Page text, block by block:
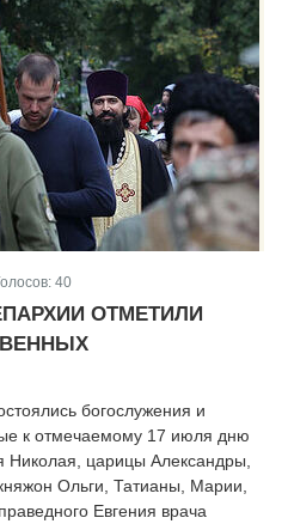
40
ОТМЕТИЛИ
богослужения и
к отмечаемому 17 июля дню
Николая, царицы Александры,
Ольги, Татианы, Марии,
Евгения врача